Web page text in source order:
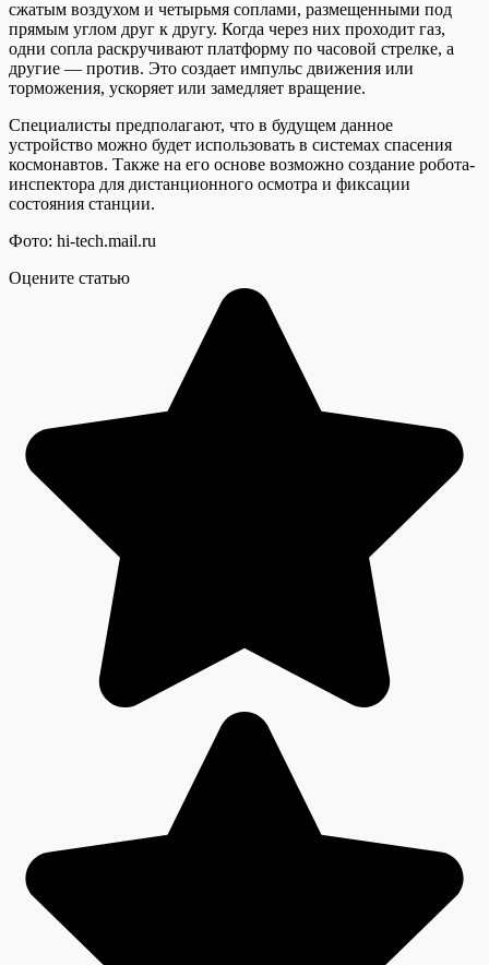
сжатым воздухом и четырьмя соплами, размещенными под
прямым углом друг к другу. Когда через них проходит газ,
одни сопла раскручивают платформу по часовой стрелке, а
другие — против. Это создает импульс движения или
торможения, ускоряет или замедляет вращение.
Специалисты предполагают, что в будущем данное
устройство можно будет использовать в системах спасения
космонавтов. Также на его основе возможно создание робота-
инспектора для дистанционного осмотра и фиксации
состояния станции.
Фото: hi-tech.mail.ru
Оцените статью